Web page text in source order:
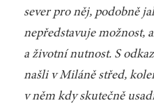
sever pro něj, podobně
nepředstavuje možnost,
a životní nutnost. S
našli v Miláně střed,
v něm kdy skutečně